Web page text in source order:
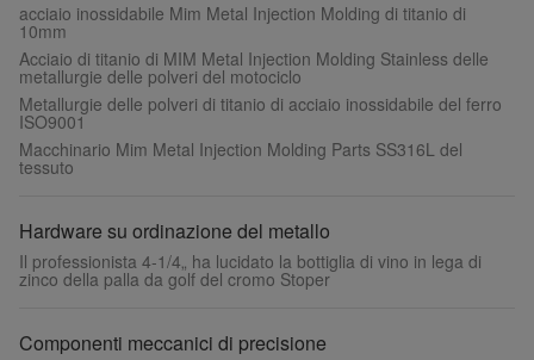
acciaio inossidabile Mim Metal Injection Molding di titanio di
10mm
Acciaio di titanio di MIM Metal Injection Molding Stainless delle
metallurgie delle polveri del motociclo
Metallurgie delle polveri di titanio di acciaio inossidabile del ferro
ISO9001
Macchinario Mim Metal Injection Molding Parts SS316L del
tessuto
Hardware su ordinazione del metallo
Il professionista 4-1/4„ ha lucidato la bottiglia di vino in lega di
zinco della palla da golf del cromo Stoper
Componenti meccanici di precisione